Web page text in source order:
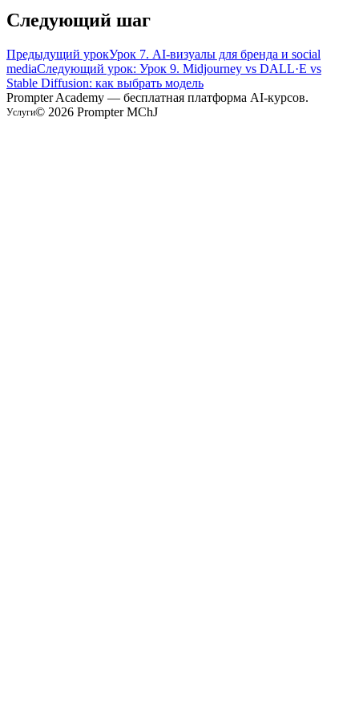
Следующий шаг
Предыдущий урокУрок 7. AI-визуалы для бренда и social
mediaСледующий урок: Урок 9. Midjourney vs DALL·E vs
Stable Diffusion: как выбрать модель
Prompter Academy — бесплатная платформа AI-курсов.
Услуги© 2026 Prompter MChJ